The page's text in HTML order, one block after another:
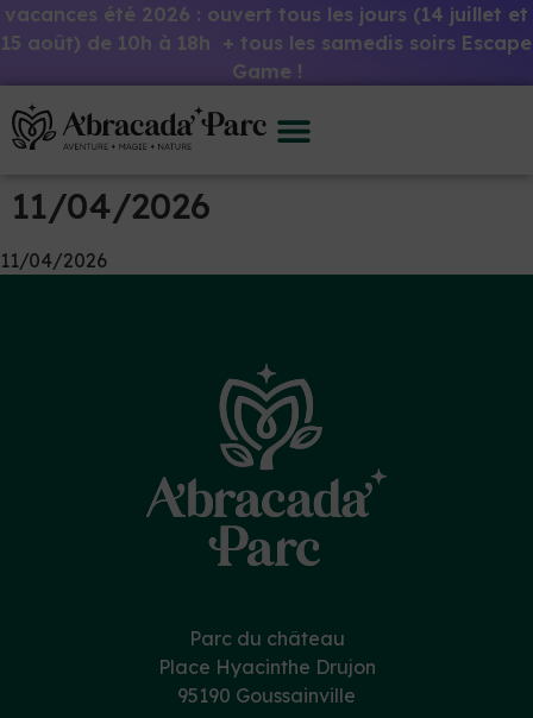
vacances été 2026 : ouvert tous les jours (14 juillet et
15 août) de 10h à 18h + tous les samedis soirs Escape
Game !
11/04/2026
11/04/2026
Parc du château
Place Hyacinthe Drujon
95190 Goussainville